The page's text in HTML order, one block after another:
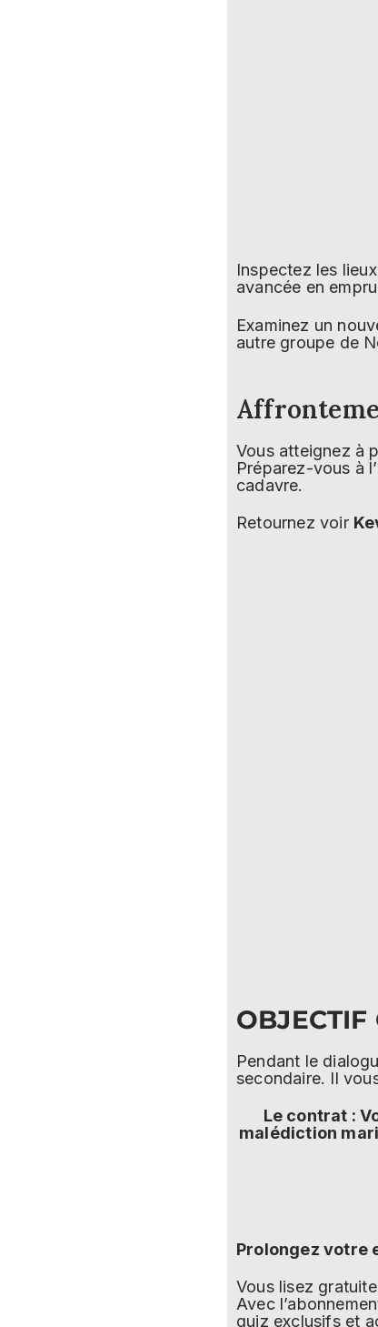
Inspectez les
avancée en
Examinez un
autre groupe de
Vous atteignez à
Préparez-vous à
cadavre.
Retournez voir
Pendant le
secondaire. Il
Le contrat :
malédiction
Prolongez votre
Vous lisez
Avec
quiz exclusifs et